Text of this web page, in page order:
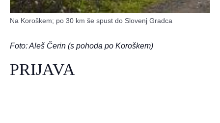
Na Koroškem; po 30 km še spust do Slovenj Gradca
Foto: Aleš Čerin (s pohoda po Koroškem)
PRIJAVA